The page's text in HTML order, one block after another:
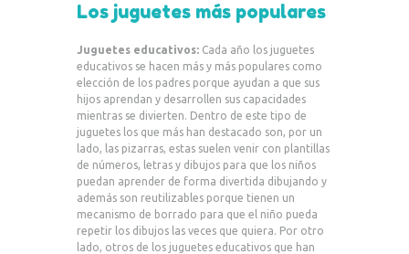
Los juguetes más populares
Juguetes educativos: Cada año los juguetes
educativos se hacen más y más populares como
elección de los padres porque ayudan a que sus
hijos aprendan y desarrollen sus capacidades
mientras se divierten. Dentro de este tipo de
juguetes los que más han destacado son, por un
lado, las pizarras, estas suelen venir con plantillas
de números, letras y dibujos para que los niños
puedan aprender de forma divertida dibujando y
además son reutilizables porque tienen un
mecanismo de borrado para que el niño pueda
repetir los dibujos las veces que quiera. Por otro
lado, otros de los juguetes educativos que han